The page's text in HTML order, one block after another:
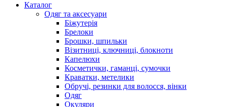
Каталог
Oдяг та аксесуари
Біжутерія
Брелоки
Брошки, шпильки
Візитниці, ключниці, блокноти
Капелюхи
Косметички, гаманці, сумочки
Краватки, метелики
Обручі, резинки для волосся, вінки
Одяг
Окуляри